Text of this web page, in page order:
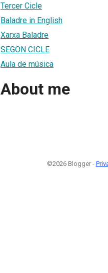
Tercer Cicle
Baladre in English
Xarxa Baladre
SEGON CICLE
Aula de música
About me
©2026 Blogger -